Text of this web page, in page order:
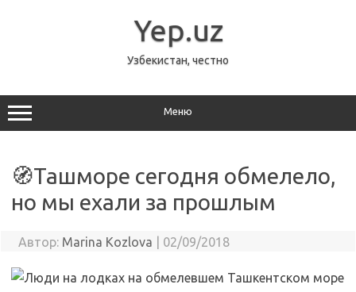
Yep.uz
Узбекистан, честно
Меню
🧭Ташморе сегодня обмелело,
но мы ехали за прошлым
Автор: Marina Kozlova 02/09/2018